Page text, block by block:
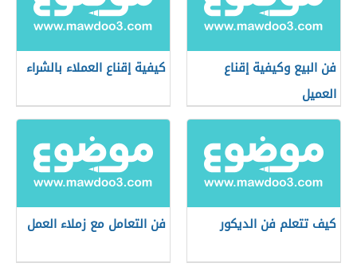
فن البيع وكيفية إقناع
العميل
كيفية إقناع العملاء بالشراء
كيف تتعلم فن الديكور فن التعامل مع زملاء العمل